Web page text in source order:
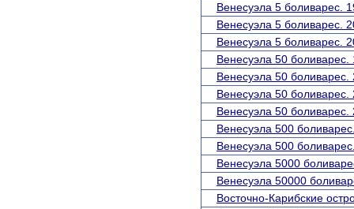
Венесуэла 5 боливарес.
Венесуэла 5 боливарес.
Венесуэла 5 боливарес.
Венесуэла 50 боливарес.
Венесуэла 50 боливарес.
Венесуэла 50 боливарес.
Венесуэла 50 боливарес.
Венесуэла 500
Венесуэла 500
Венесуэла 5000
Венесуэла 50000
Восточно-Карибские